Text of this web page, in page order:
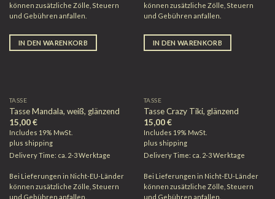
können zusätzliche Zölle, Steuern
und Gebühren anfallen.
IN DEN WARENKORB
können zusätzliche Zölle, Steuern
und Gebühren anfallen.
IN DEN WARENKORB
TASSE
Tasse Mandala, weiß, glänzend
15,00€
Includes 19% MwSt.
plus shipping
Delivery Time: ca. 2-3 Werktage
Bei Lieferungen in Nicht-EU-Länder
können zusätzliche Zölle, Steuern
und Gebühren anfallen.
TASSE
Tasse Crazy Tiki, glänzend
15,00€
Includes 19% MwSt.
plus shipping
Delivery Time: ca. 2-3 Werktage
Bei Lieferungen in Nicht-EU-Länder
können zusätzliche Zölle, Steuern
und Gebühren anfallen.